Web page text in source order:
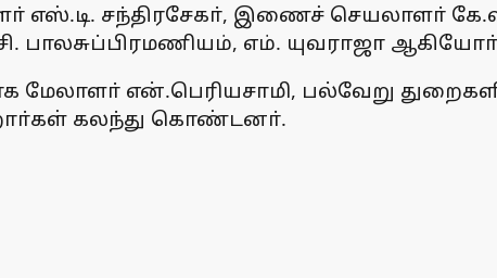
எஸ்.டி. சந்திரசேகா், இணைச் செயலாளா்
பாலசுப்பிரமணியம், எம். யுவராஜா
மேலாளா் என்.பெரியசாமி, பல்வேறு
கலந்து கொண்டனா்.